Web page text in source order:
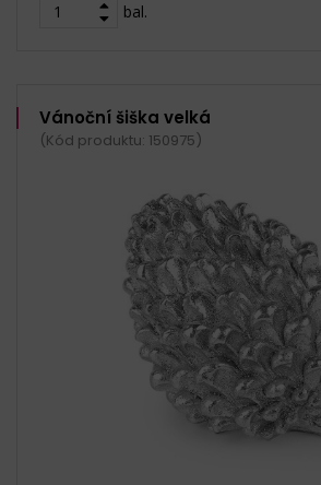
bal.
Vánoční šiška velká
(Kód produktu: 150975)